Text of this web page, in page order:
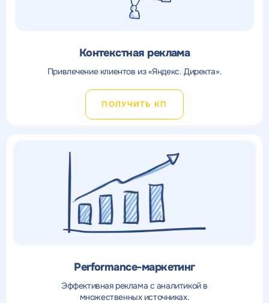
Контекстная реклама
Привлечение клиентов из «Яндекс. Директа».
ПОЛУЧИТЬ КП
Performance-маркетинг
Эффективная реклама с аналитикой в
множественных источниках.